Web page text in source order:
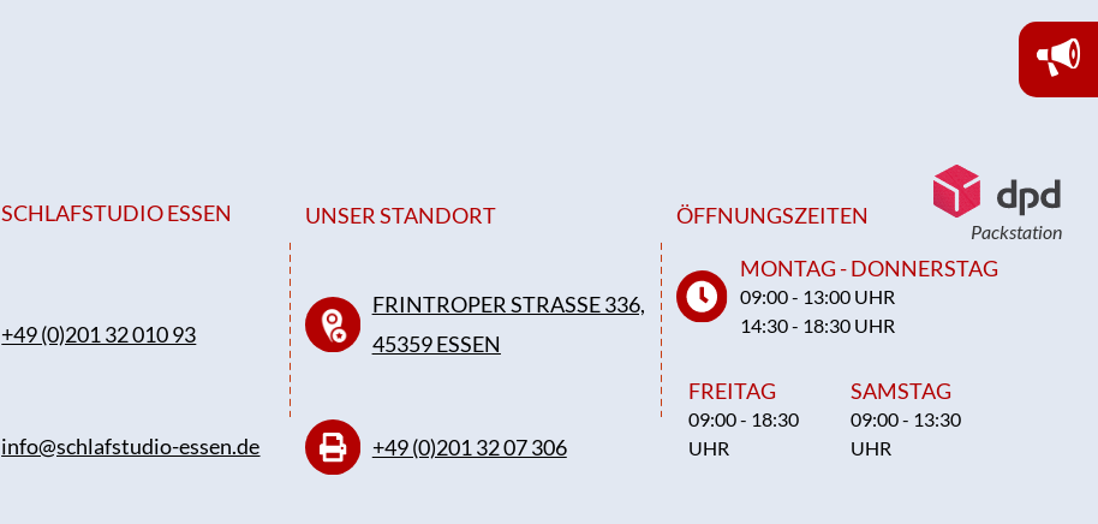
SCHLAFSTUDIO ESSEN
+49 (0)201 32 010 93
info@schlafstudio-essen.de
UNSER STANDORT
FRINTROPER STRASSE 336,
45359 ESSEN
+49 (0)201 32 07 306
Packstation
ÖFFNUNGSZEITEN
MONTAG - DONNERSTAG
09:00 - 13:00 UHR
14:30 - 18:30 UHR
FREITAG
09:00 - 18:30
UHR
SAMSTAG
09:00 - 13:30
UHR